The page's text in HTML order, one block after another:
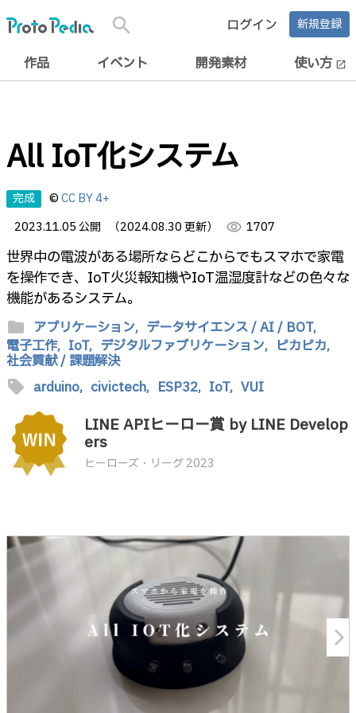
search ログイン 新規登録
作品 イベント 開発素材 使い方 open_in_new
All IoT化システム
完成 ©CC BY 4+
2023.11.05 公開
（2024.08.30 更新） visibility 1707
世界中の電波がある場所ならどこからでもスマホで家電
を操作でき、IoT火災報知機やIoT温湿度計などの色々な
機能があるシステム。
folder アプリケーション, データサイエンス / AI / BOT,
電子工作, IoT, デジタルファブリケーション, ピカピカ,
社会貢献 / 課題解決
sell arduino, civictech, ESP32, IoT, VUI
LINE APIヒーロー賞 by LINE Develop
ers
ヒーローズ・リーグ 2023
arrow_forward_ios